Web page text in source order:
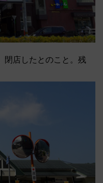
閉店したとのこと。残